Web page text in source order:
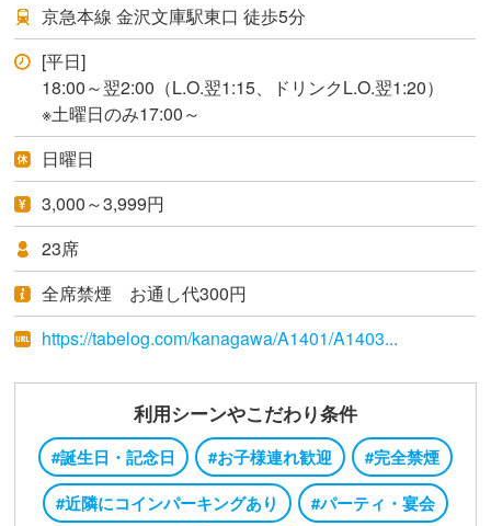
京急本線 金沢文庫駅東口 徒歩5分
[平日]
18:00～翌2:00（L.O.翌1:15、ドリンクL.O.翌1:20）
※土曜日のみ17:00～
日曜日
3,000～3,999円
23席
全席禁煙 お通し代300円
https://tabelog.com/kanagawa/A1401/A1403...
利用シーンやこだわり条件
#誕生日・記念日 #お子様連れ歓迎
#完全禁煙
#近隣にコインパーキングあり
#パーティ・宴会